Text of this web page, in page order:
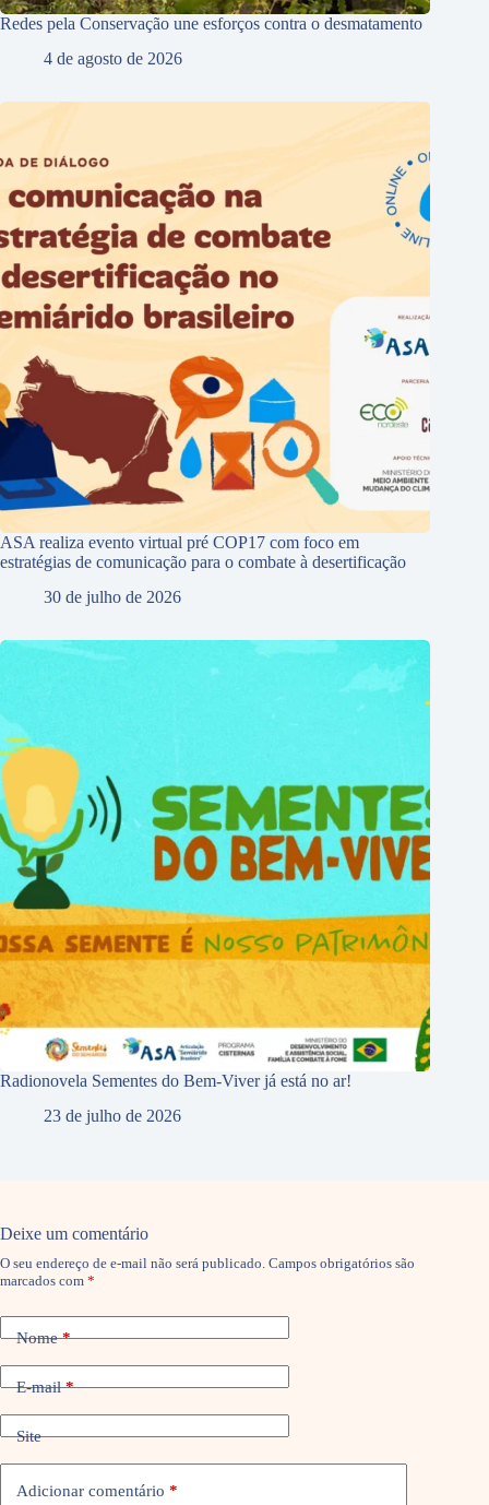
Redes pela Conservação une esforços contra o desmatamento
4 de agosto de 2026
ASA realiza evento virtual pré COP17 com foco em
estratégias de comunicação para o combate à desertificação
30 de julho de 2026
Radionovela Sementes do Bem-Viver já está no ar!
23 de julho de 2026
Deixe um comentário
O seu endereço de e-mail não será publicado. Campos obrigatórios são
marcados com *
Nome*
E-mail*
Site
Adicionar comentário *